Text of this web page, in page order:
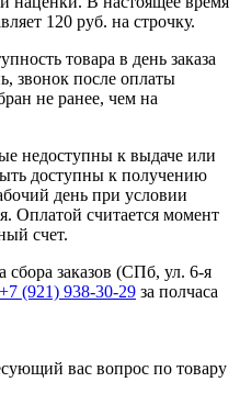
120 руб. на строчку.
товара в день заказа
звонок после оплаты
не ранее, чем на
недоступны к выдаче или
доступны к получению
день при условии
Оплатой считается момент
счет.
заказов (СПб, ул. 6-я
+7 (921) 938-30-29 за полчаса
вас вопрос по товару